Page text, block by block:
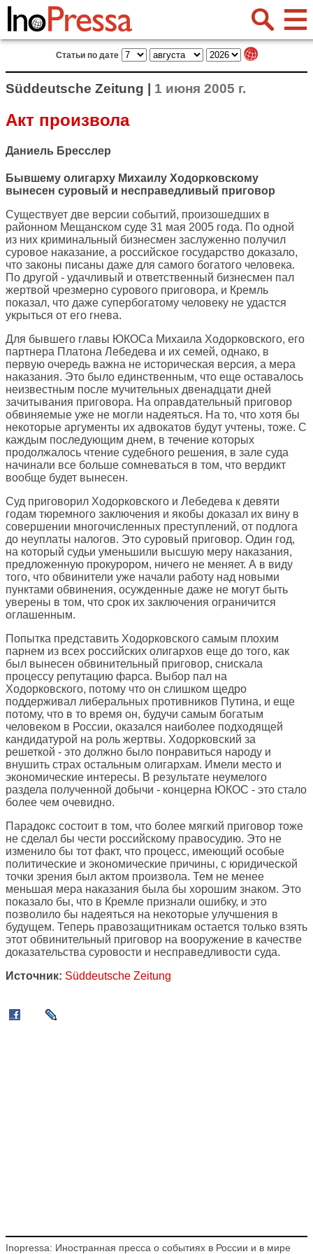
Статьи по дате
Süddeutsche Zeitung | 1 июня 2005 г.
Акт произвола
Даниель Бресслер
Бывшему олигарху Михаилу Ходорковскому
вынесен суровый и несправедливый приговор
Существует две версии событий, произошедших в
районном Мещанском суде 31 мая 2005 года. По одной
из них криминальный бизнесмен заслуженно получил
суровое наказание, а российское государство доказало,
что законы писаны даже для самого богатого человека.
По другой - удачливый и ответственный бизнесмен пал
жертвой чрезмерно сурового приговора, и Кремль
показал, что даже супербогатому человеку не удастся
укрыться от его гнева.
Для бывшего главы ЮКОСа Михаила Ходорковского, его
партнера Платона Лебедева и их семей, однако, в
первую очередь важна не историческая версия, а мера
наказания. Это было единственным, что еще оставалось
неизвестным после мучительных двенадцати дней
зачитывания приговора. На оправдательный приговор
обвиняемые уже не могли надеяться. На то, что хотя бы
некоторые аргументы их адвокатов будут учтены, тоже. С
каждым последующим днем, в течение которых
продолжалось чтение судебного решения, в зале суда
начинали все больше сомневаться в том, что вердикт
вообще будет вынесен.
Суд приговорил Ходорковского и Лебедева к девяти
годам тюремного заключения и якобы доказал их вину в
совершении многочисленных преступлений, от подлога
до неуплаты налогов. Это суровый приговор. Один год,
на который судьи уменьшили высшую меру наказания,
предложенную прокурором, ничего не меняет. А в виду
того, что обвинители уже начали работу над новыми
пунктами обвинения, осужденные даже не могут быть
уверены в том, что срок их заключения ограничится
оглашенным.
Попытка представить Ходорковского самым плохим
парнем из всех российских олигархов еще до того, как
был вынесен обвинительный приговор, снискала
процессу репутацию фарса. Выбор пал на
Ходорковского, потому что он слишком щедро
поддерживал либеральных противников Путина, и еще
потому, что в то время он, будучи самым богатым
человеком в России, оказался наиболее подходящей
кандидатурой на роль жертвы. Ходорковский за
решеткой - это должно было понравиться народу и
внушить страх остальным олигархам. Имели место и
экономические интересы. В результате неумелого
раздела полученной добычи - концерна ЮКОС - это стало
более чем очевидно.
Парадокс состоит в том, что более мягкий приговор тоже
не сделал бы чести российскому правосудию. Это не
изменило бы тот факт, что процесс, имеющий особые
политические и экономические причины, с юридической
точки зрения был актом произвола. Тем не менее
меньшая мера наказания была бы хорошим знаком. Это
показало бы, что в Кремле признали ошибку, и это
позволило бы надеяться на некоторые улучшения в
будущем. Теперь правозащитникам остается только взять
этот обвинительный приговор на вооружение в качестве
доказательства суровости и несправедливости суда.
Источник: Süddeutsche Zeitung
Inopressa: Иностранная пресса о событиях в России и в мире